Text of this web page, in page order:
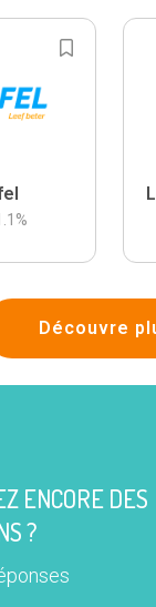
%
Découvre
ENCORE DES
?